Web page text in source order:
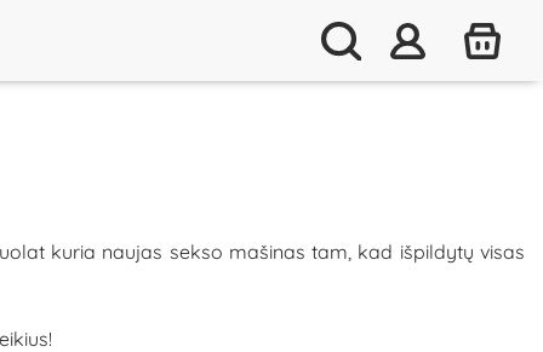
kuria naujas sekso mašinas tam, kad išpildytų visas